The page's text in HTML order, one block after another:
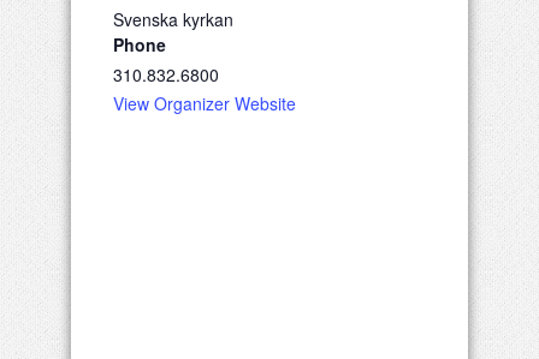
Svenska kyrkan
Phone
310.832.6800
View Organizer Website